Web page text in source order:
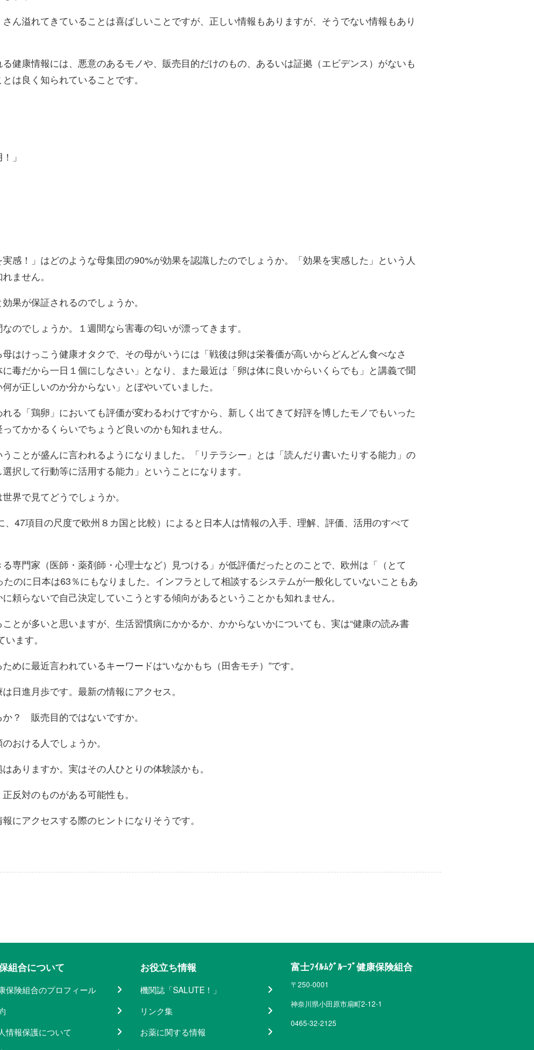
ん溢れてきていることは喜ばしいことですが、正しい情報もありますが、そうでない情報もあり
健康情報には、悪意のあるモノや、販売目的だけのもの、あるいは証拠（エビデンス）がないも
は良く知られていることです。
」
感！」はどのような母集団の90%が効果を認識したのでしょうか。「効果を実感した」という人
ません。
果が保証されるのでしょうか。
のでしょうか。１週間なら害毒の匂いが漂ってきます。
はけっこう健康オタクで、その母がいうには「戦後は卵は栄養価が高いからどんどん食べなさ
毒だから一日１個にしなさい」となり、また最近は「卵は体に良いからいくらでも」と講義で聞
が正しいのか分からない」とぼやいていました。
る「鶏卵」においても評価が変わるわけですから、新しく出てきて好評を博したモノでもいった
てかかるくらいでちょうど良いのかも知れません。
ことが盛んに言われるようになりました。「リテラシー」とは「読んだり書いたりする能力」の
択して行動等に活用する能力」ということになります。
界で見てどうでしょうか。
47項目の尺度で欧州８カ国と比較）によると日本人は情報の入手、理解、評価、活用のすべて
る専門家（医師・薬剤師・心理士など）見つける」が低評価だったとのことで、欧州は「（とて
のに日本は63％にもなりました。インフラとして相談するシステムが一般化していないこともあ
頼らないで自己決定していこうとする傾向があるということかも知れません。
とが多いと思いますが、生活習慣病にかかるか、かからないかについても、実は“健康の読み書
ます。
めに最近言われているキーワードは“いなかもち（田舎モチ）”です。
進月歩です。最新の情報にアクセス。
？ 販売目的ではないですか。
おける人でしょうか。
ありますか。実はその人ひとりの体験談かも。
反対のものがある可能性も。
にアクセスする際のヒントになりそうです。
組合について
保険組合のプロフィール
情報保護について
お役立ち情報
機関誌「SALUTE！」
リンク集
お薬に関する情報
富士ﾌｲﾙﾑｸﾞﾙｰﾌﾟ健康保険組合
〒250-0001
神奈川県小田原市扇町2-12-1
0465-32-2125